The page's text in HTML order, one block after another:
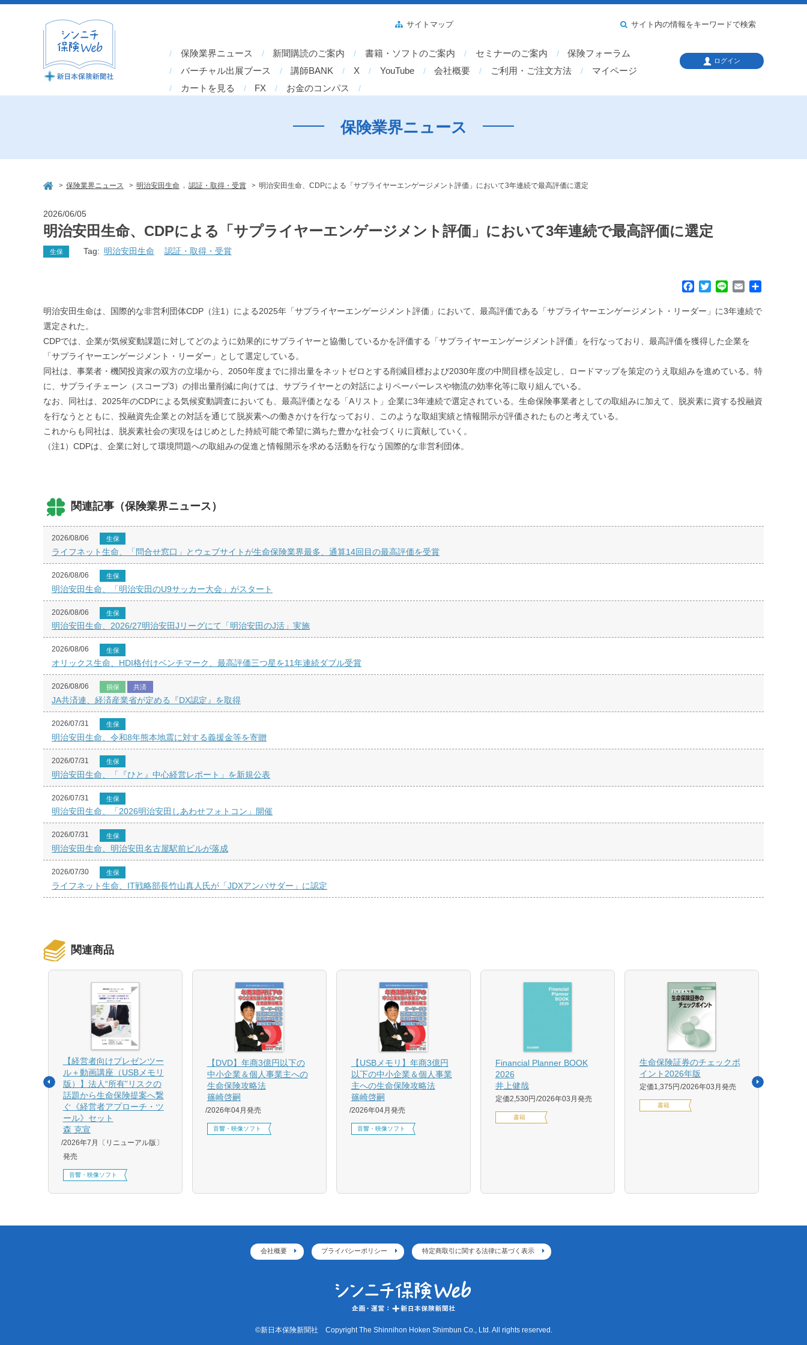
保険業界ニュース 新聞購読のご案内 書籍・ソフトのご案内 セミナーのご案内
保険フォーラム
バーチャル出展ブース
講師BANK X YouTube 会社概要 ご利用・ご注文方法
マイページ
カートを見る
FX お金のコンパス
サイトマップ サイト内の情報をキーワードで検索
ログイン
保険業界ニュース
> 保険業界ニュース > 明治安田生命 認証・取得・受賞 > 明治安田生命、CDPによる「サプライヤーエンゲージメント評価」において3年連続で最高評価に選定
2026/06/05
明治安田生命、CDPによる「サプライヤーエンゲージメント評価」において3年連続で最高評価に選定
生保 Tag: 明治安田生命 認証・取得・受賞
c
o
k
e
n
a
明治安田生命は、国際的な非営利団体CDP（注1）による2025年「サプライヤーエンゲージメント評価」において、最高評価である「サプライヤーエンゲージメント・リーダー」に3年連続で
選定された。
CDPでは、企業が気候変動課題に対してどのように効果的にサプライヤーと協働しているかを評価する「サプライヤーエンゲージメント評価」を行なっており、最高評価を獲得した企業を
「サプライヤーエンゲージメント・リーダー」として選定している。
同社は、事業者・機関投資家の双方の立場から、2050年度までに排出量をネットゼロとする削減目標および2030年度の中間目標を設定し、ロードマップを策定のうえ取組みを進めている。特
に、サプライチェーン（スコープ3）の排出量削減に向けては、サプライヤーとの対話によりペーパーレスや物流の効率化等に取り組んでいる。
なお、同社は、2025年のCDPによる気候変動調査においても、最高評価となる「Aリスト」企業に3年連続で選定されている。生命保険事業者としての取組みに加えて、脱炭素に資する投融資
を行なうとともに、投融資先企業との対話を通じて脱炭素への働きかけを行なっており、このような取組実績と情報開示が評価されたものと考えている。
これからも同社は、脱炭素社会の実現をはじめとした持続可能で希望に満ちた豊かな社会づくりに貢献していく。
（注1）CDPは、企業に対して環境問題への取組みの促進と情報開示を求める活動を行なう国際的な非営利団体。
関連記事（保険業界ニュース）
2026/08/06 生保
ライフネット生命、「問合せ窓口」とウェブサイトが生命保険業界最多、通算14回目の最高評価を受賞
2026/08/06 生保
明治安田生命、「明治安田のU9サッカー大会」がスタート
2026/08/06 生保
明治安田生命、2026/27明治安田Jリーグにて「明治安田のJ活」実施
2026/08/06 生保
オリックス生命、HDI格付けベンチマーク、最高評価三つ星を11年連続ダブル受賞
2026/08/06 損保 共済
JA共済連、経済産業省が定める『DX認定』を取得
2026/07/31 生保
明治安田生命、令和8年熊本地震に対する義援金等を寄贈
2026/07/31 生保
明治安田生命、「『ひと』中心経営レポート」を新規公表
2026/07/31 生保
明治安田生命、「2026明治安田しあわせフォトコン」開催
2026/07/31 生保
明治安田生命、明治安田名古屋駅前ビルが落成
2026/07/30 生保
ライフネット生命、IT戦略部長竹山真人氏が「JDXアンバサダー」に認定
関連商品
【経営者向けプレゼンツー
ル＋動画講座（USBメモリ
版）】法人“所有”リスクの
話題から生命保険提案へ繋
ぐ《経営者アプローチ・ツ
ール》セット
森 克宣
2026年7月〔リニューアル版〕
発売
音響・映像ソフト
【DVD】年商3億円以下の
中小企業＆個人事業主への
生命保険攻略法
篠崎啓嗣
2026年04月発売
音響・映像ソフト
【USBメモリ】年商3億円
以下の中小企業＆個人事業
主への生命保険攻略法
篠崎啓嗣
2026年04月発売
音響・映像ソフト
Financial Planner BOOK
2026
井上健哉
定価2,530円 2026年03月発売
書籍
生命保険証券のチェックポ
イント2026年版
定価1,375円 2026年03月発売
書籍
会社概要 プライバシーポリシー 特定商取引に関する法律に基づく表示
©新日本保険新聞社 Copyright The Shinnihon Hoken Shimbun Co., Ltd. All rights reserved.